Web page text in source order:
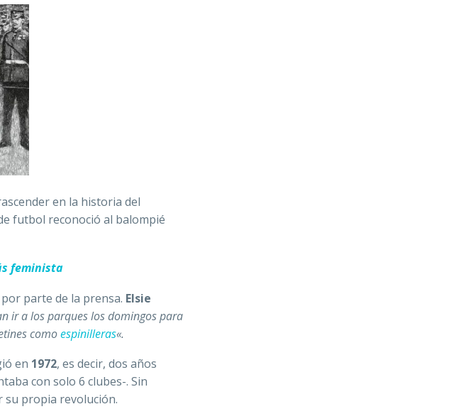
en la historia del
futbol reconoció al balompié
feminista
parte de la prensa. Elsie
ir a los parques los domingos para
comoespinilleras«.
en 1972, es decir, dos años
con solo 6 clubes-. Sin
su propia revolución.